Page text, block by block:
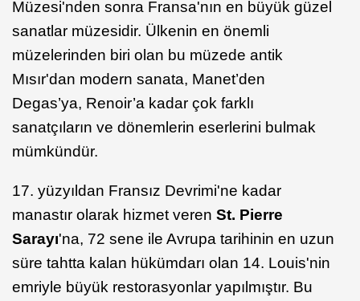
Müzesi'nden sonra Fransa'nın en büyük güzel
sanatlar müzesidir. Ülkenin en önemli
müzelerinden biri olan bu müzede antik
Mısır'dan modern sanata, Manet’den
Degas’ya, Renoir’a kadar çok farklı
sanatçıların ve dönemlerin eserlerini bulmak
mümkündür.
17. yüzyıldan Fransız Devrimi'ne kadar
manastır olarak hizmet veren St. Pierre
Sarayı'na, 72 sene ile Avrupa tarihinin en uzun
süre tahtta kalan hükümdarı olan 14. Louis'nin
emriyle büyük restorasyonlar yapılmıştır. Bu